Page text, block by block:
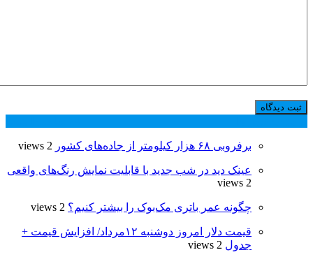
برفروبی ۶۸ هزار کیلومتر از جاده‌های کشور 2 views
عینک دید در شب جدید با قابلیت نمایش رنگ‌های واقعی
2 views
چگونه عمر باتری مک‌بوک را بیشتر کنیم؟ 2 views
قیمت دلار امروز دوشنبه ۱۲مرداد/ افزایش قیمت +
جدول 2 views